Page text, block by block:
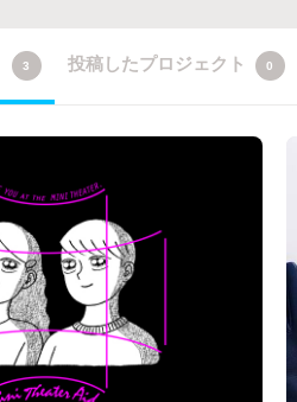
3 投稿したプロジェクト 0